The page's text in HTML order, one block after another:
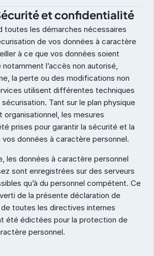
et confidentialité
toutes les démarches nécessaires
de vos données à caractère
à ce que vos données soient
l’accès non autorisé,
la perte ou des modifications non
utilisent différentes techniques
Tant sur le plan physique
organisationnel, les mesures
prises pour garantir la sécurité et la
données à caractère personnel.
les données à caractère personnel
sont enregistrées sur des serveurs
qu’à du personnel compétent. Ce
de la présente déclaration de
toutes les directives internes
été édictées pour la protection de
personnel.